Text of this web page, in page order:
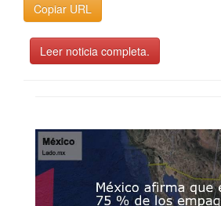
Copiar URL
Leer noticia completa.